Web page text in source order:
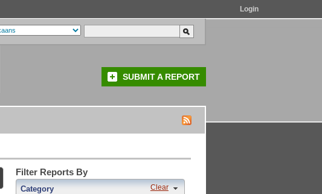
Login
SUBMIT A REPORT
Filter Reports By
Clear
Category